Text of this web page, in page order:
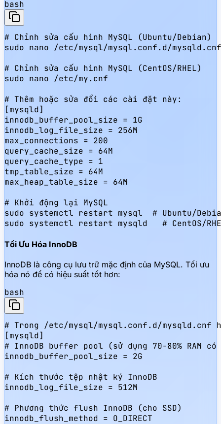
bash
# Chỉnh sửa cấu hình MySQL (Ubuntu/Debian)
sudo nano /etc/mysql/mysql.conf.d/mysqld.cnf
# Chỉnh sửa cấu hình MySQL (CentOS/RHEL)
sudo nano /etc/my.cnf
# Thêm hoặc sửa đổi các cài đặt này:
[mysqld]
innodb_buffer_pool_size = 1G
innodb_log_file_size = 256M
max_connections = 200
query_cache_size = 64M
query_cache_type = 1
tmp_table_size = 64M
max_heap_table_size = 64M
# Khởi động lại MySQL
sudo systemctl restart mysql  # Ubuntu/
sudo systemctl restart mysqld   # CentOS/
Tối Ưu Hóa InnoDB
InnoDB là công cụ lưu trữ mặc định của MySQL. Tối ưu
hóa nó để có hiệu suất tốt hơn:
bash
# Trong /etc/mysql/mysql.conf.d/mysqld.cnf
[mysqld]
# InnoDB buffer pool (sử dụng 70-80% RAM có
innodb_buffer_pool_size = 2G
# Kích thước tệp nhật ký InnoDB
innodb_log_file_size = 512M
# Phương thức flush InnoDB (cho SSD)
innodb_flush_method = O_DIRECT